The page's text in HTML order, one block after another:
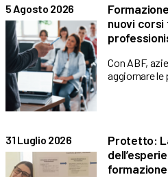
5 Agosto 2026
nuovi
Con ABF,
aggiornare
31 Luglio 2026
Protetto: